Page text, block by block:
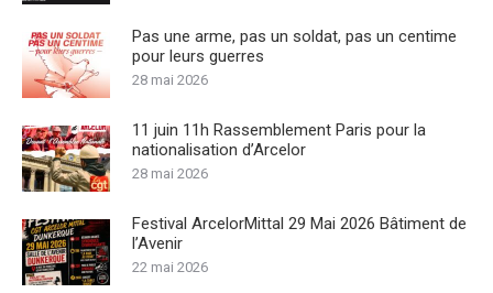
Pas une arme, pas un soldat, pas un centime
pour leurs guerres
28 mai 2026
11 juin 11h Rassemblement Paris pour la
nationalisation d’Arcelor
28 mai 2026
Festival ArcelorMittal 29 Mai 2026 Bâtiment de
l’Avenir
22 mai 2026